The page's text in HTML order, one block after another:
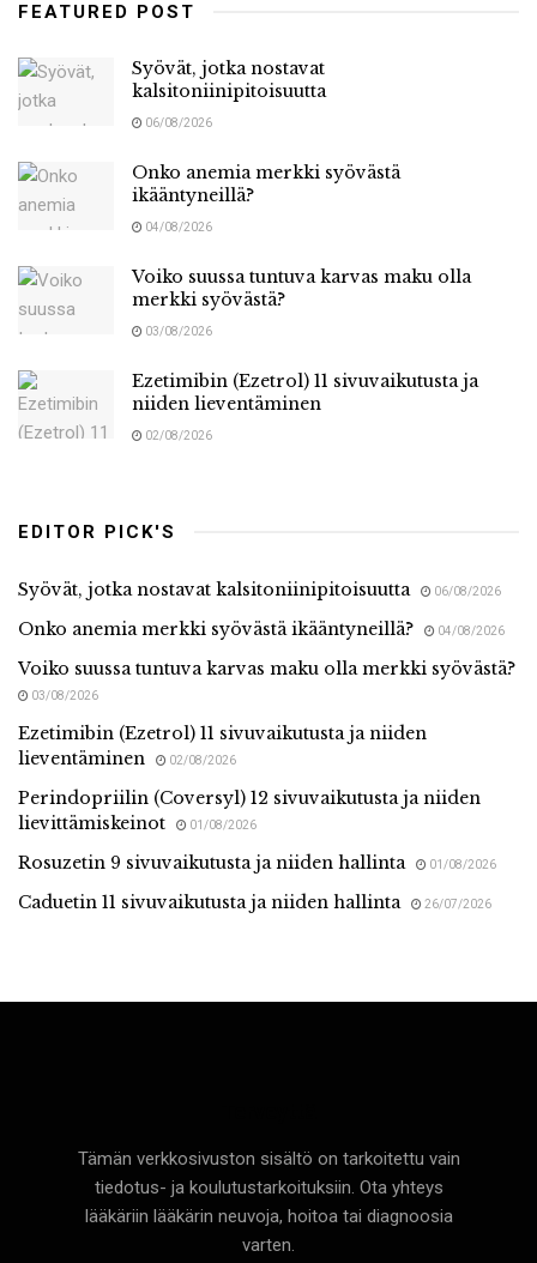
FEATURED POST
Syövät, jotka nostavat
kalsitoniinipitoisuutta
06/08/2026
Onko anemia merkki syövästä
ikääntyneillä?
04/08/2026
Voiko suussa tuntuva karvas maku olla
merkki syövästä?
03/08/2026
Ezetimibin (Ezetrol) 11 sivuvaikutusta ja
niiden lieventäminen
02/08/2026
EDITOR PICK'S
Syövät, jotka nostavat kalsitoniinipitoisuutta 06/08/2026
Onko anemia merkki syövästä ikääntyneillä? 04/08/2026
Voiko suussa tuntuva karvas maku olla merkki syövästä?
03/08/2026
Ezetimibin (Ezetrol) 11 sivuvaikutusta ja niiden
lieventäminen
02/08/2026
Perindopriilin (Coversyl) 12 sivuvaikutusta ja niiden
lievittämiskeinot
01/08/2026
Rosuzetin 9 sivuvaikutusta ja niiden hallinta 01/08/2026
Caduetin 11 sivuvaikutusta ja niiden hallinta 26/07/2026
Tämän verkkosivuston sisältö on tarkoitettu vain
tiedotus- ja koulutustarkoituksiin. Ota yhteys
lääkäriin lääkärin neuvoja, hoitoa tai diagnoosia
varten.